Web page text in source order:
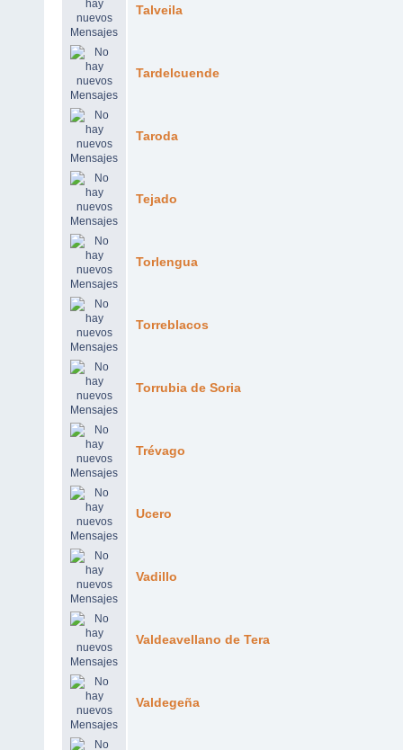
Talveila
Tardelcuende
Taroda
Tejado
Torlengua
Torreblacos
Torrubia de Soria
Trévago
Ucero
Vadillo
Valdeavellano de Tera
Valdegeña